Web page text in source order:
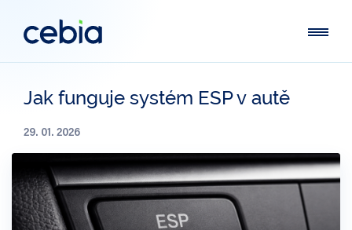
Jak funguje systém ESP v autě
29. 01. 2026